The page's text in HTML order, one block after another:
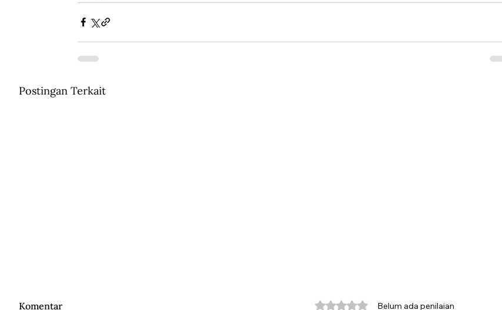
Postingan Terkait
Komentar Dinilai 0 dari 5 bintang.
Belum ada penilaian